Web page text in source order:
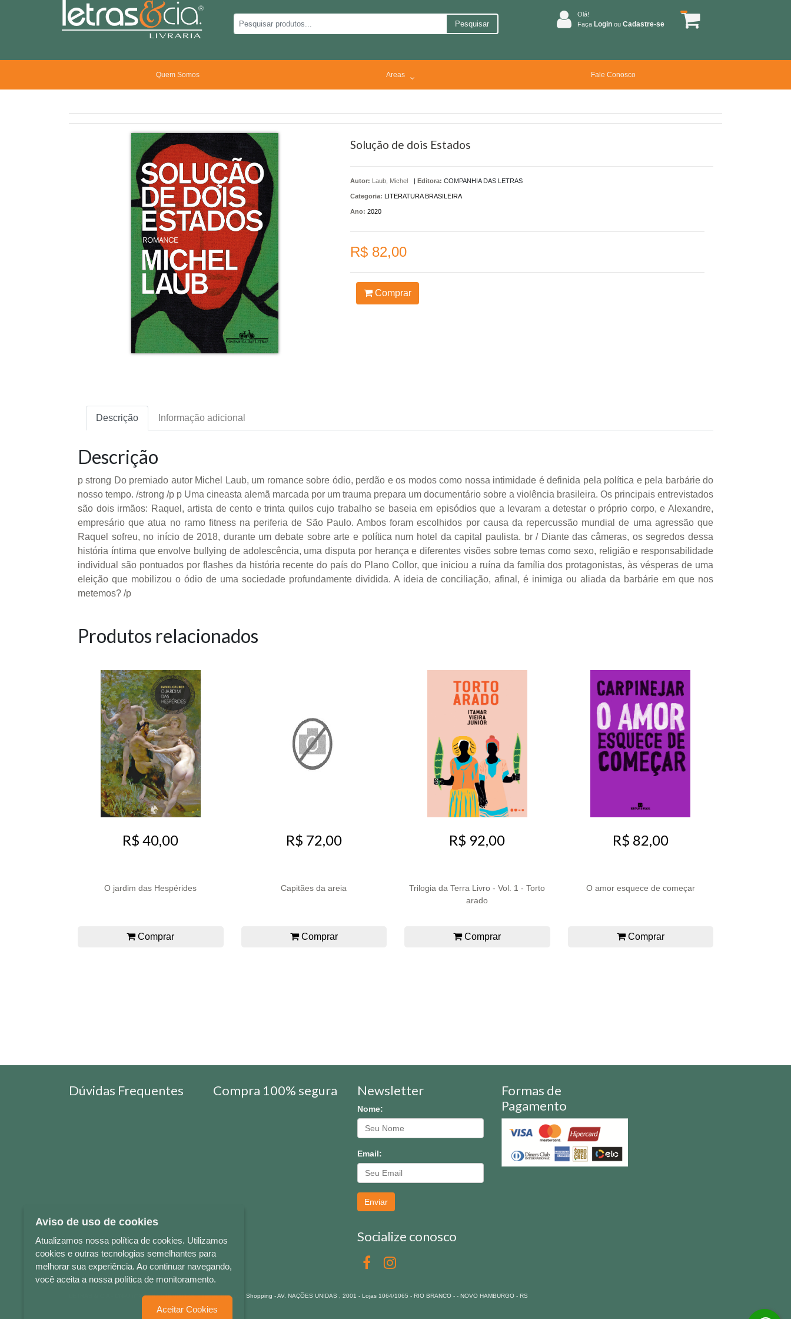
Pesquisar
Olá!
Faça Login ou Cadastre-se
Quem Somos Areas Fale Conosco
Solução de dois Estados
Autor: Laub, Michel | Editora: COMPANHIA DAS LETRAS
Categoria: LITERATURA BRASILEIRA
Ano: 2020
R$ 82,00
Comprar
Descrição Informação adicional
Descrição
p strong Do premiado autor Michel Laub, um romance sobre ódio, perdão e os modos como nossa intimidade é definida pela política e pela barbárie do
nosso tempo. /strong /p p Uma cineasta alemã marcada por um trauma prepara um documentário sobre a violência brasileira. Os principais entrevistados
são dois irmãos: Raquel, artista de cento e trinta quilos cujo trabalho se baseia em episódios que a levaram a detestar o próprio corpo, e Alexandre,
empresário que atua no ramo fitness na periferia de São Paulo. Ambos foram escolhidos por causa da repercussão mundial de uma agressão que
Raquel sofreu, no início de 2018, durante um debate sobre arte e política num hotel da capital paulista. br / Diante das câmeras, os segredos dessa
história íntima que envolve bullying de adolescência, uma disputa por herança e diferentes visões sobre temas como sexo, religião e responsabilidade
individual são pontuados por flashes da história recente do país do Plano Collor, que iniciou a ruína da família dos protagonistas, às vésperas de uma
eleição que mobilizou o ódio de uma sociedade profundamente dividida. A ideia de conciliação, afinal, é inimiga ou aliada da barbárie em que nos
metemos? /p
Produtos relacionados
R$ 40,00
O jardim das Hespérides
Comprar
R$ 72,00
Capitães da areia
Comprar
R$ 92,00
Trilogia da Terra Livro - Vol. 1 - Torto
arado
Comprar
R$ 82,00
O amor esquece de começar
Comprar
Dúvidas Frequentes Compra 100% segura Newsletter
Nome:
Email:
Enviar
Socialize conosco
Formas de
Pagamento
LETRAS & CIA - CNPJ n° 88.587.548/0001-20 - Térreo Bourbon Shopping - AV. NAÇÕES UNIDAS , 2001 - Lojas 1064/1065 - RIO BRANCO - - NOVO HAMBURGO - RS
Aviso de uso de cookies
Atualizamos nossa política de cookies. Utilizamos
cookies e outras tecnologias semelhantes para
melhorar sua experiência. Ao continuar navegando,
você aceita a nossa política de monitoramento.
Aceitar Cookies